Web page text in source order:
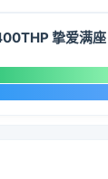
挚爱满座